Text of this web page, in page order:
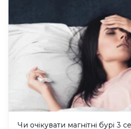
Чи очікувати магнітні бурі 3